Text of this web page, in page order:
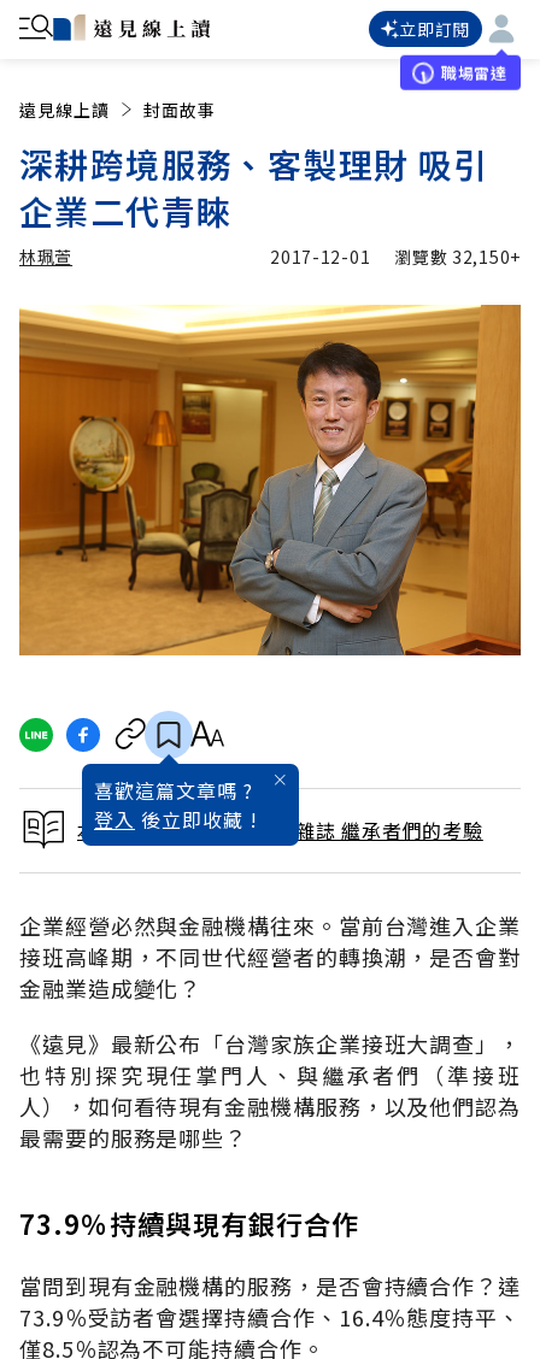
立即訂閱
職場雷達
遠見線上讀 封面故事
深耕跨境服務、客製理財 吸引
企業二代青睞
林珮萱
林珮萱 加入追蹤
2017-12-01 瀏覽數 32,150+
喜歡這篇文章嗎 ?
登入 後立即收藏 !
本文出自 2017 / 12月號雜誌 繼承者們的考驗
企業經營必然與金融機構往來。當前台灣進入企業
接班高峰期，不同世代經營者的轉換潮，是否會對
金融業造成變化？
《遠見》最新公布「台灣家族企業接班大調查」，
也特別探究現任掌門人、與繼承者們（準接班
人），如何看待現有金融機構服務，以及他們認為
最需要的服務是哪些？
73.9％持續與現有銀行合作
當問到現有金融機構的服務，是否會持續合作？達
73.9％受訪者會選擇持續合作、16.4％態度持平、
僅8.5％認為不可能持續合作。